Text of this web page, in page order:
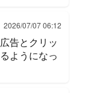
2026/07/07 06:12
告とクリッ
ようになっ